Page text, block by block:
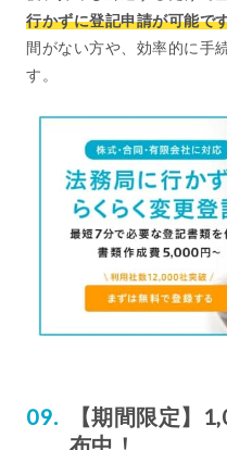
行かずに登記申請が可能で
間がない方や、効率的に手
す。
【期間限定】